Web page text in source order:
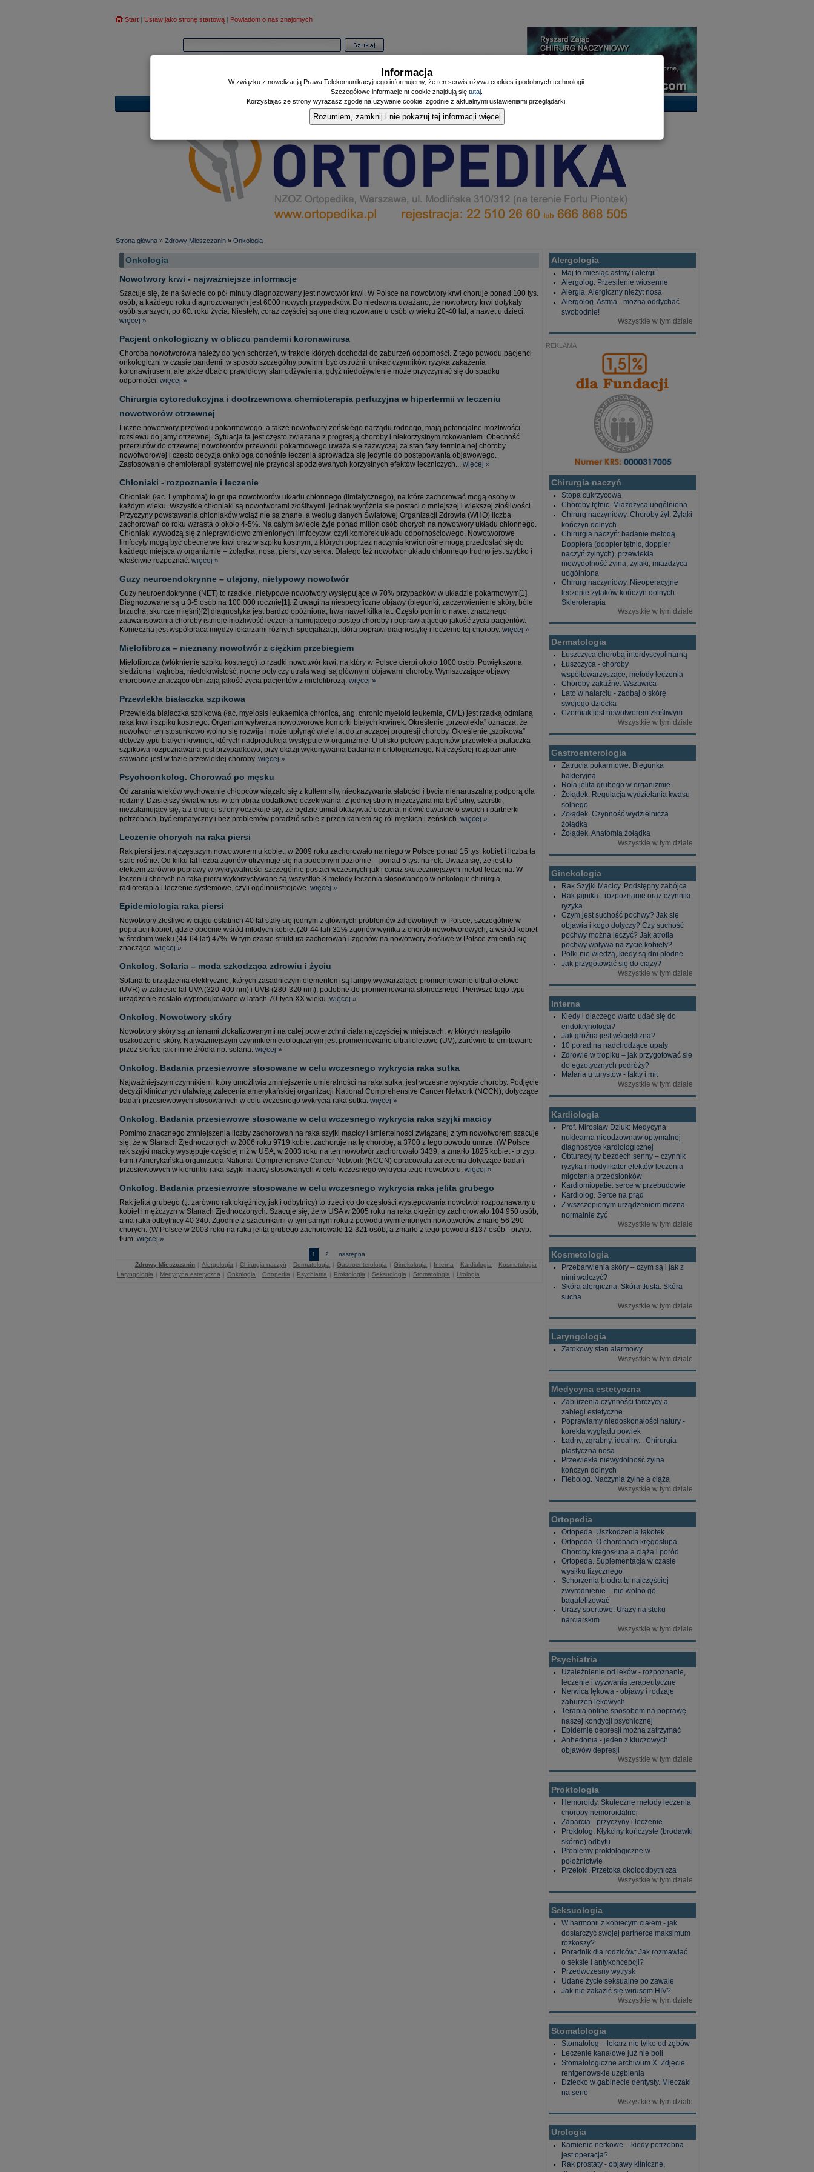
Start | Ustaw jako stronę startową | Powiadom o nas znajomych
Informator|Poczekalnia|Zdrowy Mieszczanin|Doniesienia Listonosza
Strona główna » Zdrowy Mieszczanin » Onkologia
Onkologia
Nowotwory krwi - najważniejsze informacje
Szacuje się, że na świecie co pół minuty diagnozowany jest nowotwór krwi. W Polsce na nowotwory krwi choruje ponad 100 tys.
osób, a każdego roku diagnozowanych jest 6000 nowych przypadków. Do niedawna uważano, że nowotwory krwi dotykały
osób starszych, po 60. roku życia. Niestety, coraz częściej są one diagnozowane u osób w wieku 20-40 lat, a nawet u dzieci.
więcej »
Pacjent onkologiczny w obliczu pandemii koronawirusa
Choroba nowotworowa należy do tych schorzeń, w trakcie których dochodzi do zaburzeń odporności. Z tego powodu pacjenci
onkologiczni w czasie pandemii w sposób szczególny powinni być ostrożni, unikać czynników ryzyka zakażenia
koronawirusem, ale także dbać o prawidłowy stan odżywienia, gdyż niedożywienie może przyczyniać się do spadku
odporności. więcej »
Chirurgia cytoredukcyjna i dootrzewnowa chemioterapia perfuzyjna w hipertermii w leczeniu
nowotworów otrzewnej
Liczne nowotwory przewodu pokarmowego, a także nowotwory żeńskiego narządu rodnego, mają potencjalne możliwości
rozsiewu do jamy otrzewnej. Sytuacja ta jest często związana z progresją choroby i niekorzystnym rokowaniem. Obecność
przerzutów do otrzewnej nowotworów przewodu pokarmowego uważa się zazwyczaj za stan fazy terminalnej choroby
nowotworowej i często decyzja onkologa odnośnie leczenia sprowadza się jedynie do postępowania objawowego.
Zastosowanie chemioterapii systemowej nie przynosi spodziewanych korzystnych efektów leczniczych... więcej »
Chłoniaki - rozpoznanie i leczenie
Chłoniaki (łac. Lymphoma) to grupa nowotworów układu chłonnego (limfatycznego), na które zachorować mogą osoby w
każdym wieku. Wszystkie chłoniaki są nowotworami złośliwymi, jednak wyróżnia się postaci o mniejszej i większej złośliwości.
Przyczyny powstawania chłoniaków wciąż nie są znane, a według danych Światowej Organizacji Zdrowia (WHO) liczba
zachorowań co roku wzrasta o około 4-5%. Na całym świecie żyje ponad milion osób chorych na nowotwory układu chłonnego.
Chłoniaki wywodzą się z nieprawidłowo zmienionych limfocytów, czyli komórek układu odpornościowego. Nowotworowe
limfocyty mogą być obecne we krwi oraz w szpiku kostnym, z których poprzez naczynia krwionośne mogą przedostać się do
każdego miejsca w organizmie – żołądka, nosa, piersi, czy serca. Dlatego też nowotwór układu chłonnego trudno jest szybko i
właściwie rozpoznać. więcej »
Guzy neuroendokrynne – utajony, nietypowy nowotwór
Guzy neuroendokrynne (NET) to rzadkie, nietypowe nowotwory występujące w 70% przypadków w układzie pokarmowym[1].
Diagnozowane są u 3-5 osób na 100 000 rocznie[1]. Z uwagi na niespecyficzne objawy (biegunki, zaczerwienienie skóry, bóle
brzucha, skurcze mięśni)[2] diagnostyka jest bardzo opóźniona, trwa nawet kilka lat. Często pomimo nawet znacznego
zaawansowania choroby istnieje możliwość leczenia hamującego postęp choroby i poprawiającego jakość życia pacjentów.
Konieczna jest współpraca między lekarzami różnych specjalizacji, która poprawi diagnostykę i leczenie tej choroby. więcej »
Mielofibroza – nieznany nowotwór z ciężkim przebiegiem
Mielofibroza (włóknienie szpiku kostnego) to rzadki nowotwór krwi, na który w Polsce cierpi około 1000 osób. Powiększona
śledziona i wątroba, niedokrwistość, nocne poty czy utrata wagi są głównymi objawami choroby. Wyniszczające objawy
chorobowe znacząco obniżają jakość życia pacjentów z mielofibrozą. więcej »
Przewlekła białaczka szpikowa
Przewlekła białaczka szpikowa (łac. myelosis leukaemica chronica, ang. chronic myeloid leukemia, CML) jest rzadką odmianą
raka krwi i szpiku kostnego. Organizm wytwarza nowotworowe komórki białych krwinek. Określenie „przewlekła” oznacza, że
nowotwór ten stosunkowo wolno się rozwija i może upłynąć wiele lat do znaczącej progresji choroby. Określenie „szpikowa”
dotyczy typu białych krwinek, których nadprodukcja występuje w organizmie. U blisko połowy pacjentów przewlekła białaczka
szpikowa rozpoznawana jest przypadkowo, przy okazji wykonywania badania morfologicznego. Najczęściej rozpoznanie
stawiane jest w fazie przewlekłej choroby. więcej »
Psychoonkolog. Chorować po męsku
Od zarania wieków wychowanie chłopców wiązało się z kultem siły, nieokazywania słabości i bycia nienaruszalną podporą dla
rodziny. Dzisiejszy świat wnosi w ten obraz dodatkowe oczekiwania. Z jednej strony mężczyzna ma być silny, szorstki,
niezałamujący się, a z drugiej strony oczekuje się, że będzie umiał okazywać uczucia, mówić otwarcie o swoich i partnerki
potrzebach, być empatyczny i bez problemów poradzić sobie z przenikaniem się ról męskich i żeńskich. więcej »
Leczenie chorych na raka piersi
Rak piersi jest najczęstszym nowotworem u kobiet, w 2009 roku zachorowało na niego w Polsce ponad 15 tys. kobiet i liczba ta
stale rośnie. Od kilku lat liczba zgonów utrzymuje się na podobnym poziomie – ponad 5 tys. na rok. Uważa się, że jest to
efektem zarówno poprawy w wykrywalności szczególnie postaci wczesnych jak i coraz skuteczniejszych metod leczenia. W
leczeniu chorych na raka piersi wykorzystywane są wszystkie 3 metody leczenia stosowanego w onkologii: chirurgia,
radioterapia i leczenie systemowe, czyli ogólnoustrojowe. więcej »
Epidemiologia raka piersi
Nowotwory złośliwe w ciągu ostatnich 40 lat stały się jednym z głównych problemów zdrowotnych w Polsce, szczególnie w
populacji kobiet, gdzie obecnie wśród młodych kobiet (20-44 lat) 31% zgonów wynika z chorób nowotworowych, a wśród kobiet
w średnim wieku (44-64 lat) 47%. W tym czasie struktura zachorowań i zgonów na nowotwory złośliwe w Polsce zmieniła się
znacząco. więcej »
Onkolog. Solaria – moda szkodząca zdrowiu i życiu
Solaria to urządzenia elektryczne, których zasadniczym elementem są lampy wytwarzające promieniowanie ultrafioletowe
(UVR) w zakresie fal UVA (320-400 nm) i UVB (280-320 nm), podobne do promieniowania słonecznego. Pierwsze tego typu
urządzenie zostało wyprodukowane w latach 70-tych XX wieku. więcej »
Onkolog. Nowotwory skóry
Nowotwory skóry są zmianami zlokalizowanymi na całej powierzchni ciała najczęściej w miejscach, w których nastąpiło
uszkodzenie skóry. Najważniejszym czynnikiem etiologicznym jest promieniowanie ultrafioletowe (UV), zarówno to emitowane
przez słońce jak i inne źródła np. solaria. więcej »
Onkolog. Badania przesiewowe stosowane w celu wczesnego wykrycia raka sutka
Najważniejszym czynnikiem, który umożliwia zmniejszenie umieralności na raka sutka, jest wczesne wykrycie choroby. Podjęcie
decyzji klinicznych ułatwiają zalecenia amerykańskiej organizacji National Comprehensive Cancer Network (NCCN), dotyczące
badań przesiewowych stosowanych w celu wczesnego wykrycia raka sutka. więcej »
Onkolog. Badania przesiewowe stosowane w celu wczesnego wykrycia raka szyjki macicy
Pomimo znacznego zmniejszenia liczby zachorowań na raka szyjki macicy i śmiertelności związanej z tym nowotworem szacuje
się, że w Stanach Zjednoczonych w 2006 roku 9719 kobiet zachoruje na tę chorobę, a 3700 z tego powodu umrze. (W Polsce
rak szyjki macicy występuje częściej niż w USA; w 2003 roku na ten nowotwór zachorowało 3439, a zmarło 1825 kobiet - przyp.
tłum.) Amerykańska organizacja National Comprehensive Cancer Network (NCCN) opracowała zalecenia dotyczące badań
przesiewowych w kierunku raka szyjki macicy stosowanych w celu wczesnego wykrycia tego nowotworu. więcej »
Onkolog. Badania przesiewowe stosowane w celu wczesnego wykrycia raka jelita grubego
Rak jelita grubego (tj. zarówno rak okrężnicy, jak i odbytnicy) to trzeci co do częstości występowania nowotwór rozpoznawany u
kobiet i mężczyzn w Stanach Zjednoczonych. Szacuje się, że w USA w 2005 roku na raka okrężnicy zachorowało 104 950 osób,
a na raka odbytnicy 40 340. Zgodnie z szacunkami w tym samym roku z powodu wymienionych nowotworów zmarło 56 290
chorych. (W Polsce w 2003 roku na raka jelita grubego zachorowało 12 321 osób, a zmarło z tego powodu 8137 osób - przyp.
tłum. więcej »
1 2
następna
Zdrowy Mieszczanin | Alergologia | Chirurgia naczyń | Dermatologia | Gastroenterologia | Ginekologia | Interna | Kardiologia | Kosmetologia |
Laryngologia | Medycyna estetyczna | Onkologia | Ortopedia | Psychiatria | Proktologia | Seksuologia | Stomatologia | Urologia
Alergologia
Maj to miesiąc astmy i alergii
Alergolog. Przesilenie wiosenne
Alergia. Alergiczny nieżyt nosa
Alergolog. Astma - można oddychać
swobodnie!
Wszystkie w tym dziale
REKLAMA
Chirurgia naczyń
Stopa cukrzycowa
Choroby tętnic. Miażdżyca uogólniona
Chirurg naczyniowy. Choroby żył. Żylaki
kończyn dolnych
Chirurgia naczyń: badanie metodą
Dopplera (doppler tętnic, doppler
naczyń żylnych), przewlekła
niewydolność żylna, żylaki, miażdżyca
uogólniona
Chirurg naczyniowy. Nieoperacyjne
leczenie żylaków kończyn dolnych.
Skleroterapia
Wszystkie w tym dziale
Dermatologia
Łuszczyca chorobą interdyscyplinarną
Łuszczyca - choroby
współtowarzyszące, metody leczenia
Choroby zakaźne. Wszawica
Lato w natarciu - zadbaj o skórę
swojego dziecka
Czerniak jest nowotworem złośliwym
Wszystkie w tym dziale
Gastroenterologia
Zatrucia pokarmowe. Biegunka
bakteryjna
Rola jelita grubego w organizmie
Żołądek. Regulacja wydzielania kwasu
solnego
Żołądek. Czynność wydzielnicza
żołądka
Żołądek. Anatomia żołądka
Wszystkie w tym dziale
Ginekologia
Rak Szyjki Macicy. Podstępny zabójca
Rak jajnika - rozpoznanie oraz czynniki
ryzyka
Czym jest suchość pochwy? Jak się
objawia i kogo dotyczy? Czy suchość
pochwy można leczyć? Jak atrofia
pochwy wpływa na życie kobiety?
Polki nie wiedzą, kiedy są dni płodne
Jak przygotować się do ciąży?
Wszystkie w tym dziale
Interna
Kiedy i dlaczego warto udać się do
endokrynologa?
Jak groźna jest wścieklizna?
10 porad na nadchodzące upały
Zdrowie w tropiku – jak przygotować się
do egzotycznych podróży?
Malaria u turystów - fakty i mit
Wszystkie w tym dziale
Kardiologia
Prof. Mirosław Dziuk: Medycyna
nuklearna nieodzownaw optymalnej
diagnostyce kardiologicznej
Obturacyjny bezdech senny – czynnik
ryzyka i modyfikator efektów leczenia
migotania przedsionków
Kardiomiopatie: serce w przebudowie
Kardiolog. Serce na prąd
Z wszczepionym urządzeniem można
normalnie żyć
Wszystkie w tym dziale
Kosmetologia
Przebarwienia skóry – czym są i jak z
nimi walczyć?
Skóra alergiczna. Skóra tłusta. Skóra
sucha
Wszystkie w tym dziale
Laryngologia
Zatokowy stan alarmowy
Wszystkie w tym dziale
Medycyna estetyczna
Zaburzenia czynności tarczycy a
zabiegi estetyczne
Poprawiamy niedoskonałości natury -
korekta wyglądu powiek
Ładny, zgrabny, idealny... Chirurgia
plastyczna nosa
Przewlekła niewydolność żylna
kończyn dolnych
Flebolog. Naczynia żylne a ciąża
Wszystkie w tym dziale
Ortopedia
Ortopeda. Uszkodzenia łąkotek
Ortopeda. O chorobach kręgosłupa.
Choroby kręgosłupa a ciąża i poród
Ortopeda. Suplementacja w czasie
wysiłku fizycznego
Schorzenia biodra to najczęściej
zwyrodnienie – nie wolno go
bagatelizować
Urazy sportowe. Urazy na stoku
narciarskim
Wszystkie w tym dziale
Psychiatria
Uzależnienie od leków - rozpoznanie,
leczenie i wyzwania terapeutyczne
Nerwica lękowa - objawy i rodzaje
zaburzeń lękowych
Terapia online sposobem na poprawę
naszej kondycji psychicznej
Epidemię depresji można zatrzymać
Anhedonia - jeden z kluczowych
objawów depresji
Wszystkie w tym dziale
Proktologia
Hemoroidy. Skuteczne metody leczenia
choroby hemoroidalnej
Zaparcia - przyczyny i leczenie
Proktolog. Kłykciny kończyste (brodawki
skórne) odbytu
Problemy proktologiczne w
położnictwie
Przetoki. Przetoka okołoodbytnicza
Wszystkie w tym dziale
Seksuologia
W harmonii z kobiecym ciałem - jak
dostarczyć swojej partnerce maksimum
rozkoszy?
Poradnik dla rodziców: Jak rozmawiać
o seksie i antykoncepcji?
Przedwczesny wytrysk
Udane życie seksualne po zawale
Jak nie zakazić się wirusem HIV?
Wszystkie w tym dziale
Stomatologia
Stomatolog – lekarz nie tylko od zębów
Leczenie kanałowe już nie boli
Stomatologiczne archiwum X. Zdjęcie
rentgenowskie uzębienia
Dziecko w gabinecie dentysty. Mleczaki
na serio
Wszystkie w tym dziale
Urologia
Kamienie nerkowe – kiedy potrzebna
jest operacja?
Rak prostaty - objawy kliniczne,
Informacja
W związku z nowelizacją Prawa Telekomunikacyjnego informujemy, że ten serwis używa cookies i podobnych technologii.
Szczegółowe informacje nt cookie znajdują siętutaj
Korzystając ze strony wyrażasz zgodę na używanie cookie, zgodnie z aktualnymi ustawieniami przeglądarki.
Rozumiem, zamknij i nie pokazuj tej informacji więcej